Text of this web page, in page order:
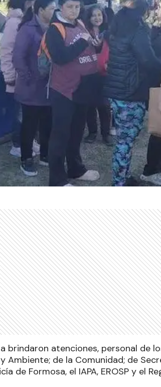
brindaron atenciones, personal de
Ambiente; de la Comunidad; de
de Formosa, el IAPA, EROSP y el